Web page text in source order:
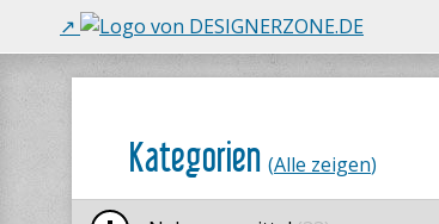
Kategorien (Alle zeigen)